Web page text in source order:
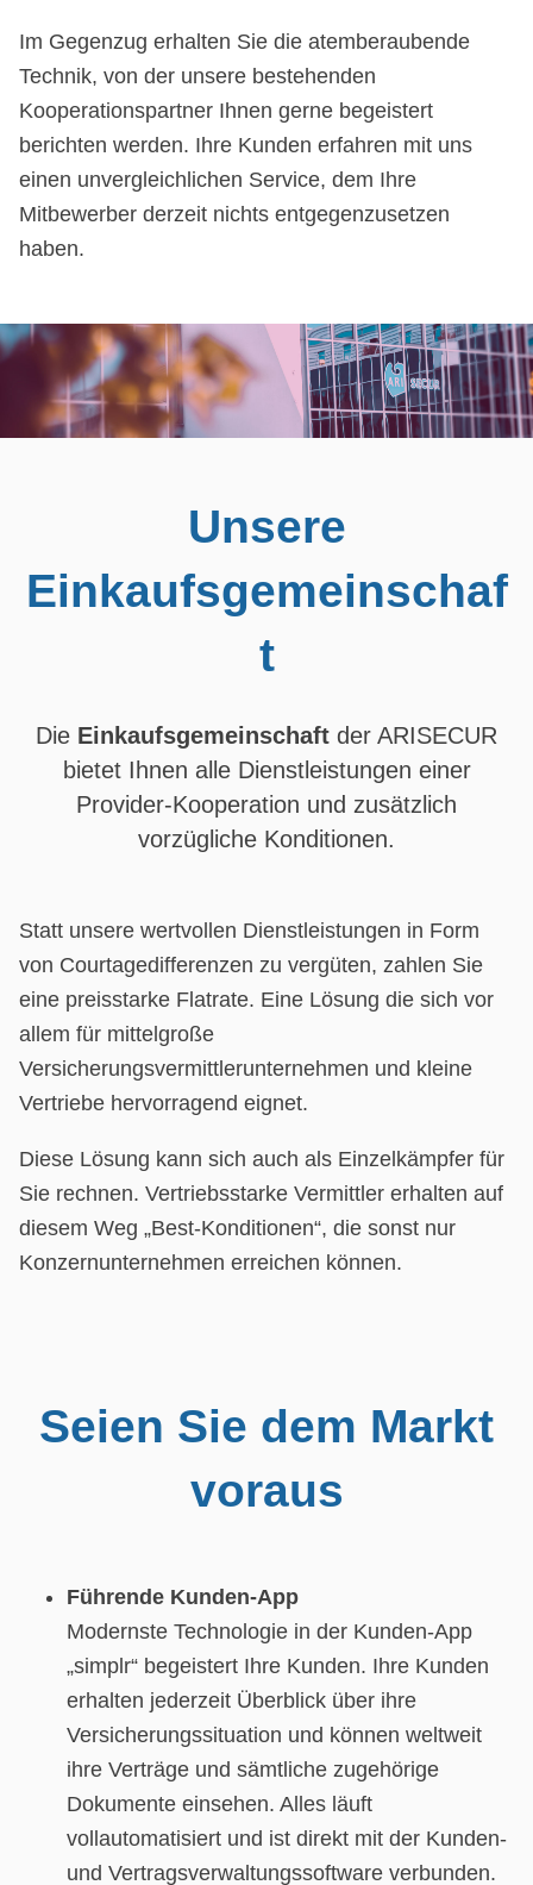
Im Gegenzug erhalten Sie die atemberaubende
Technik, von der unsere bestehenden
Kooperationspartner Ihnen gerne begeistert
berichten werden. Ihre Kunden erfahren mit uns
einen unvergleichlichen Service, dem Ihre
Mitbewerber derzeit nichts entgegenzusetzen
haben.
Unsere
Einkaufsgemeinschaf
t
Die Einkaufsgemeinschaft der ARISECUR
bietet Ihnen alle Dienstleistungen einer
Provider-Kooperation und zusätzlich
vorzügliche Konditionen.
Statt unsere wertvollen Dienstleistungen in Form
von Courtagedifferenzen zu vergüten, zahlen Sie
eine preisstarke Flatrate. Eine Lösung die sich vor
allem für mittelgroße
Versicherungsvermittlerunternehmen und kleine
Vertriebe hervorragend eignet.
Diese Lösung kann sich auch als Einzelkämpfer für
Sie rechnen. Vertriebsstarke Vermittler erhalten auf
diesem Weg „Best-Konditionen“, die sonst nur
Konzernunternehmen erreichen können.
Seien Sie dem Markt
voraus
Führende Kunden-App
Modernste Technologie in der Kunden-App
„simplr“ begeistert Ihre Kunden. Ihre Kunden
erhalten jederzeit Überblick über ihre
Versicherungssituation und können weltweit
ihre Verträge und sämtliche zugehörige
Dokumente einsehen. Alles läuft
vollautomatisiert und ist direkt mit der Kunden-
und Vertragsverwaltungssoftware verbunden.